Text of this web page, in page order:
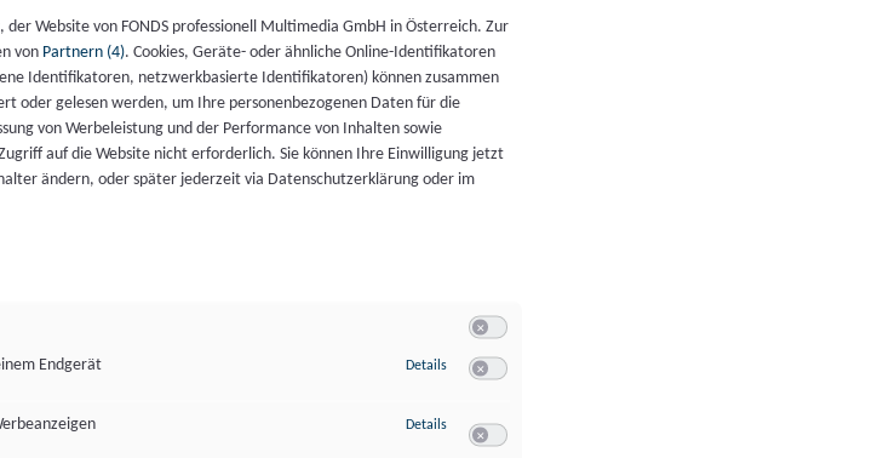
Website von FONDS professionell Multimedia GmbH in Österreich. Zur
von Partnern (4). Cookies, Geräte- oder ähnliche Online-Identifikatoren
Identifikatoren, netzwerkbasierte Identifikatoren) können zusammen
oder gelesen werden, um Ihre personenbezogenen Daten für die
von Werbeleistung und der Performance von Inhalten sowie
auf die Website nicht erforderlich. Sie können Ihre Einwilligung jetzt
ändern, oder später jederzeit via Datenschutzerklärung oder im
Endgerät
Details zu Speichern von oder Zugriff auf Informationen auf einem Endgerät
Details zu Verwendung reduzierter Daten zur Auswahl von Werbeanzeigen